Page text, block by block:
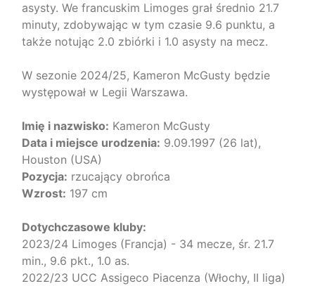
asysty. We francuskim Limoges grał średnio 21.7
minuty, zdobywając w tym czasie 9.6 punktu, a
także notując 2.0 zbiórki i 1.0 asysty na mecz.
W sezonie 2024/25, Kameron McGusty będzie
występował w Legii Warszawa.
Imię i nazwisko: Kameron McGusty
Data i miejsce urodzenia: 9.09.1997 (26 lat),
Houston (USA)
Pozycja: rzucający obrońca
Wzrost: 197 cm
Dotychczasowe kluby:
2023/24 Limoges (Francja) - 34 mecze, śr. 21.7
min., 9.6 pkt., 1.0 as.
2022/23 UCC Assigeco Piacenza (Włochy, II liga)